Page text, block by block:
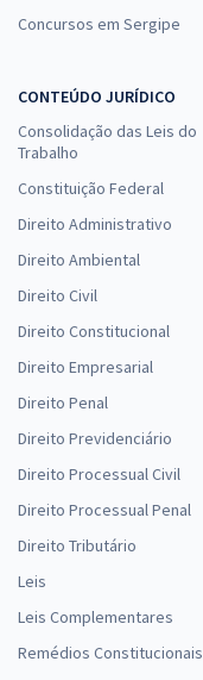
Concursos em Sergipe
CONTEÚDO JURÍDICO
Consolidação das Leis do
Trabalho
Constituição Federal
Direito Administrativo
Direito Ambiental
Direito Civil
Direito Constitucional
Direito Empresarial
Direito Penal
Direito Previdenciário
Direito Processual Civil
Direito Processual Penal
Direito Tributário
Leis
Leis Complementares
Remédios Constitucionais